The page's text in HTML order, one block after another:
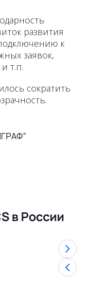
развития
к
заявок,
т.п.
сократить
в России